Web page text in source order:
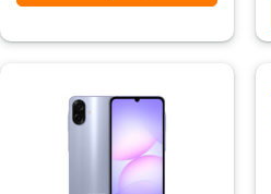
259,00 KM.
215,00 KM.